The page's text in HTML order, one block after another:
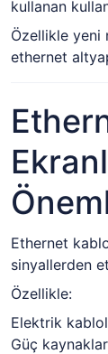
kullanan
Özellikle yeni
ethernet
Ethernet
sinyallerden
Özellikle:
Elektrik
Güç